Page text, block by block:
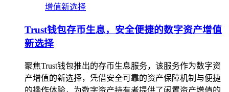
Trust钱包存币生息，安全便捷的数字资产增值
新选择
聚焦Trust钱包推出的存币生息服务，该服务作为数字资
产增值的新选择，凭借安全可靠的资产保障机制与便捷
的操作体验，为数字资产持有者提供了闲置资产增值的